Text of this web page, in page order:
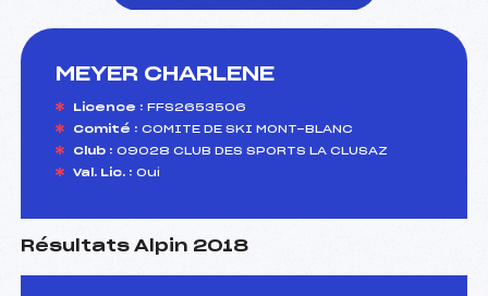
MEYER CHARLENE
Licence : FFS2653506
Comité : COMITE DE SKI MONT-BLANC
Club : 09028 CLUB DES SPORTS LA CLUSAZ
Val. Lic. : Oui
Résultats Alpin 2018